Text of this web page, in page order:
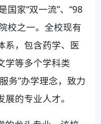
国家“双一流”、“98
校之一。全校现有
系，包含药学、医
学等多个学科类
务”办学理念，致力
的专业人才。